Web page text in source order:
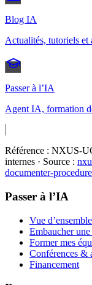
Blog IA
Actualités, tutoriels
Passer à l’IA
Agent IA, formation
Référence : NXUS-
internes · Source :
documenter-
Passer à l’IA
Vue d’ensemble
Embaucher
Former mes
Conférences &
Financement